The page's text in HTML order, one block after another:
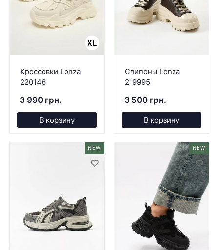
Кроссовки Lonza
220146
3 990 грн.
В корзину
Слипоны Lonza
219995
3 500 грн.
В корзину
NEW NEW